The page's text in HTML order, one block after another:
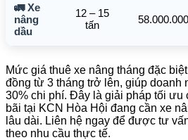
🚛 Xe
nâng
dầu
12 – 15
tấn
Mức giá thuê xe nâng tháng đặc
đồng từ 3 tháng trở lên, giúp doanh
30% chi phí. Đây là giải pháp tối ưu
bãi tại KCN Hòa Hội đang cần xe
lâu dài. Liên hệ ngay để được tư
theo nhu cầu thực tế.